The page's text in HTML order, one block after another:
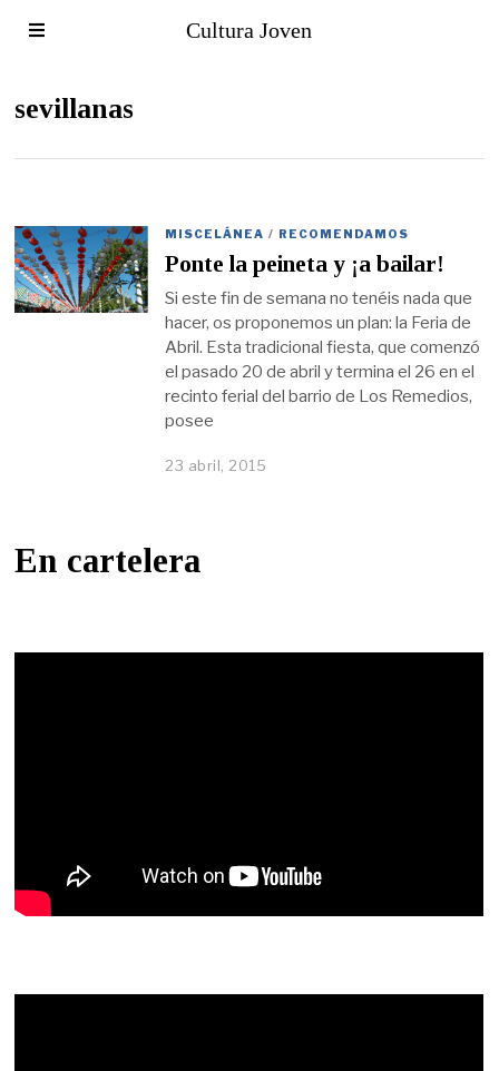
Cultura Joven
sevillanas
MISCELÁNEA / RECOMENDAMOS
Ponte la peineta y ¡a bailar!
Si este fin de semana no tenéis nada que
hacer, os proponemos un plan: la Feria de
Abril. Esta tradicional fiesta, que comenzó
el pasado 20 de abril y termina el 26 en el
recinto ferial del barrio de Los Remedios,
posee
23 abril, 2015
En cartelera